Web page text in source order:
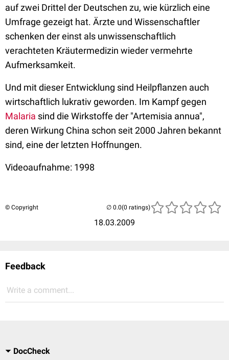
auf zwei Drittel der Deutschen zu, wie kürzlich eine
Umfrage gezeigt hat. Ärzte und Wissenschaftler
schenken der einst als unwissenschaftlich
verachteten Kräutermedizin wieder vermehrte
Aufmerksamkeit.
Und mit dieser Entwicklung sind Heilpflanzen auch
wirtschaftlich lukrativ geworden. Im Kampf gegen
Malaria sind die Wirkstoffe der "Artemisia annua",
deren Wirkung China schon seit 2000 Jahren bekannt
sind, eine der letzten Hoffnungen.
Videoaufnahme: 1998
© Copyright
18.03.2009
(0 ratings)
Feedback
Write a comment...
DocCheck